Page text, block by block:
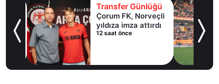
Transfer Günlüğü
Çorum FK, Norveçli
yıldıza imza attırdı
12 saat önce